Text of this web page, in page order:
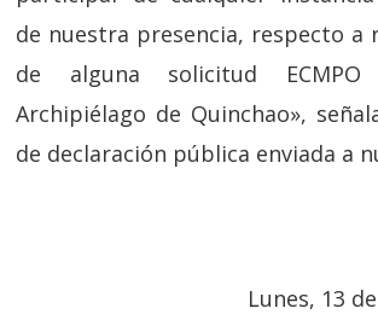
de nuestra presencia, respecto a
de alguna solicitud
Archipiélago de Quinchao»,
de declaración pública enviada a
Lunes, 13